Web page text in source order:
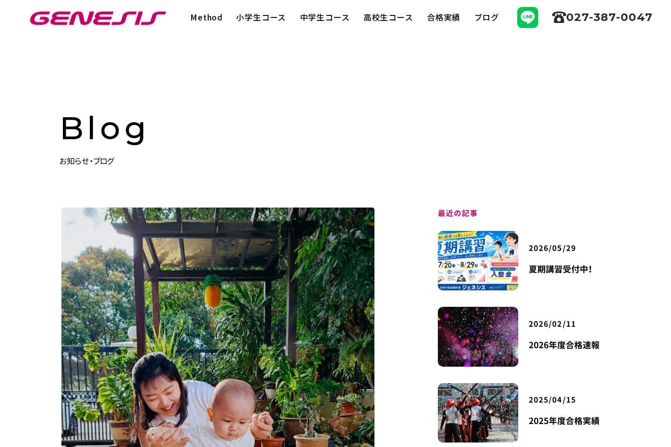
次世代型超個別塾Genesis Method 小学生コース 中学生コース 高校生コース 合格実績 ブログ 027-387-0047
Blog
お知らせ・ブログ
最近の記事
2026/05/29
夏期講習受付中！
2026/02/11
2026年度合格速報
2025/04/15
2025年度合格実績